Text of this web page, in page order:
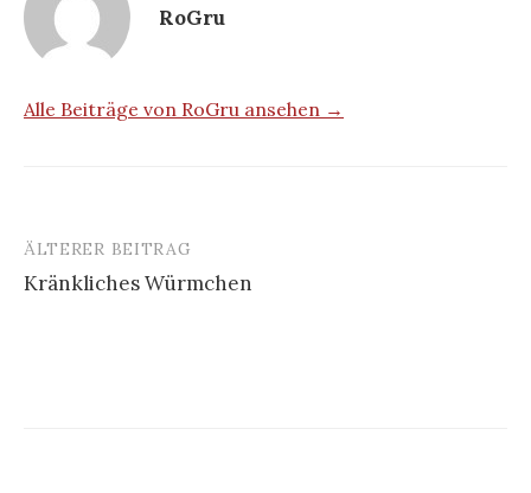
RoGru
Alle Beiträge von RoGru ansehen →
Beitrags-
Navigation
ÄLTERER BEITRAG
Kränkliches Würmchen